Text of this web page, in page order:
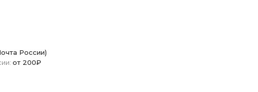
России)
от 200₽